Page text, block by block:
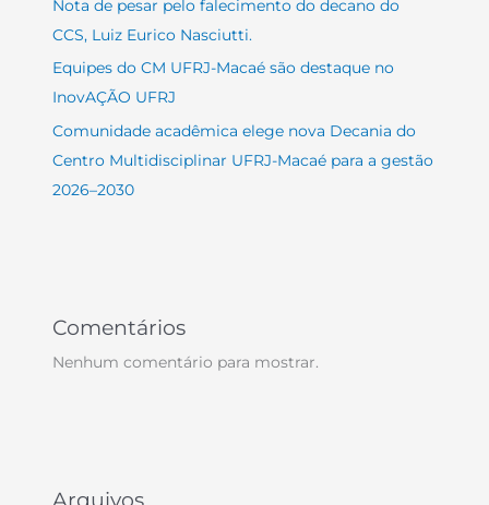
Nota de pesar pelo falecimento do decano do
CCS, Luiz Eurico Nasciutti.
Equipes do CM UFRJ-Macaé são destaque no
InovAÇÃO UFRJ
Comunidade acadêmica elege nova Decania do
Centro Multidisciplinar UFRJ-Macaé para a gestão
2026–2030
Comentários
Nenhum comentário para mostrar.
Arquivos